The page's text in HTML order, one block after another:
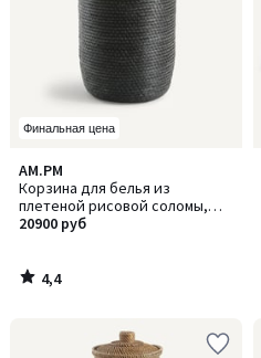
Финальная цена
AM.PM
Корзина для белья из
плетеной рисовой соломы,
Honoka / Хонока
20900 руб
4,4
/ 5
4,4
/